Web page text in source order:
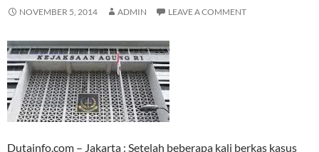
NOVEMBER 5, 2014 ADMIN LEAVE A COMMENT
Dutainfo.com – Jakarta : Setelah beberapa kali berkas kasus